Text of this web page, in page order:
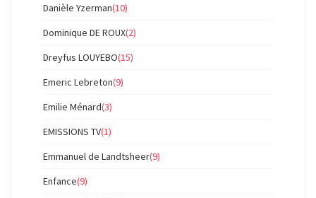
Danièle Yzerman(10)
Dominique DE ROUX(2)
Dreyfus LOUYEBO(15)
Emeric Lebreton(9)
Emilie Ménard(3)
EMISSIONS TV(1)
Emmanuel de Landtsheer(9)
Enfance(9)